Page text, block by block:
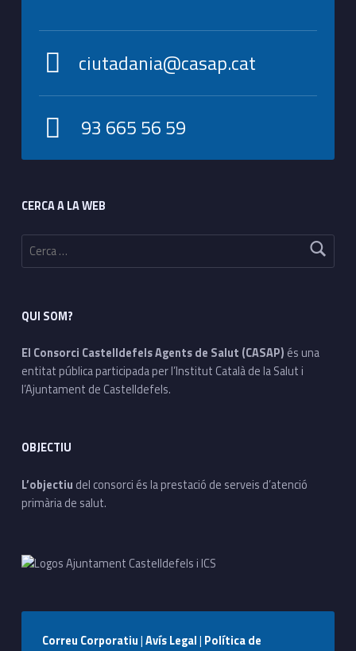
ciutadania@casap.cat
93 665 56 59
CERCA A LA WEB
Cerca:
QUI SOM?
El Consorci Castelldefels Agents de Salut (CASAP) és una
entitat pública participada per l’Institut Català de la Salut i
l’Ajuntament de Castelldefels.
OBJECTIU
L’objectiu del consorci és la prestació de serveis d’atenció
primària de salut.
Correu Corporatiu|Avís Legal| Política de